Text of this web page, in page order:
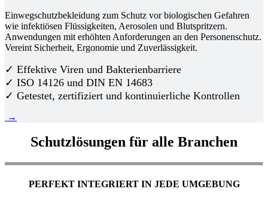
Einwegschutzbekleidung zum Schutz vor biologischen Gefahren
wie infektiösen Flüssigkeiten, Aerosolen und Blutspritzern.
Anwendungen mit erhöhten Anforderungen an den Personenschutz.
Vereint Sicherheit, Ergonomie und Zuverlässigkeit.
✓ Effektive Viren und Bakterienbarriere
✓ ISO 14126 und DIN EN 14683
✓ Getestet, zertifiziert und kontinuierliche Kontrollen
→
Schutzlösungen für alle Branchen
PERFEKT INTEGRIERT IN JEDE UMGEBUNG